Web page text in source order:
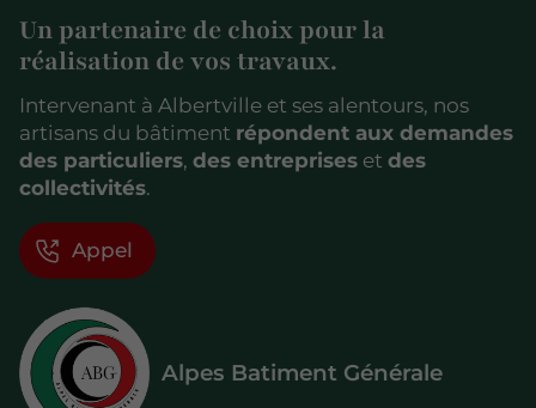
Alpes Batiment Générale
Un partenaire de choix pour la
réalisation de vos travaux.
Intervenant à Albertville et ses alentours, nos
artisans du bâtiment répondent aux demandes
des particuliers, des entreprises et des
collectivités.
Appel